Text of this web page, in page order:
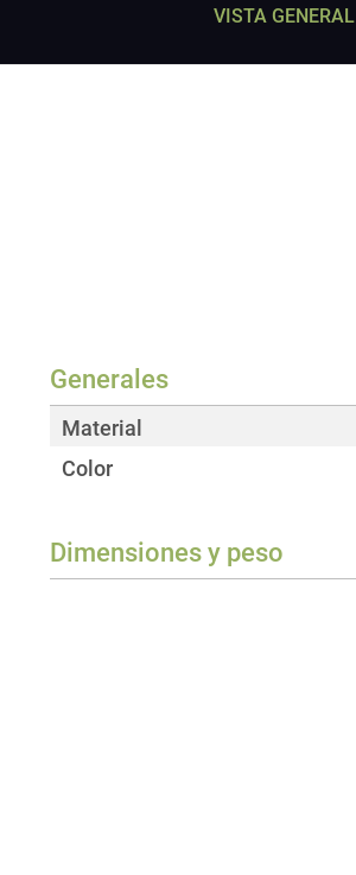
VISTA GENERAL
Generales
Material
Color
Dimensiones y peso